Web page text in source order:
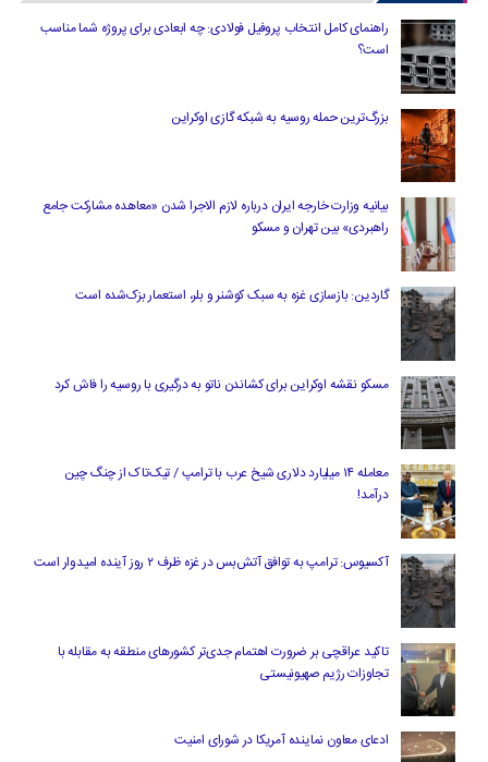
راهنمای کامل انتخاب پروفیل فولادی: چه ابعادی برای پروژه شما مناسب
است؟
بزرگ‌ترین حمله روسیه به شبکه گازی اوکراین
بیانیه وزارت خارجه ایران درباره لازم‌ الاجرا شدن «معاهده مشارکت جامع
راهبردی» بین تهران و مسکو
گاردین: بازسازی غزه به سبک کوشنر و بلر، استعمار بزک‌شده است
مسکو نقشه اوکراین برای کشاندن ناتو به درگیری با روسیه را فاش کرد
معامله ۱۴ میلیارد دلاری شیخ عرب با ترامپ / تیک‌تاک از چنگ چین
درآمد!
آکسیوس: ترامپ به توافق آتش‌بس در غزه ظرف ۲ روز آینده امیدوار است
تاکید عراقچی بر ضرورت اهتمام جدی‌تر کشورهای منطقه به مقابله با
تجاوزات رژیم صهیونیستی
ادعای معاون نماینده آمریکا در شورای امنیت